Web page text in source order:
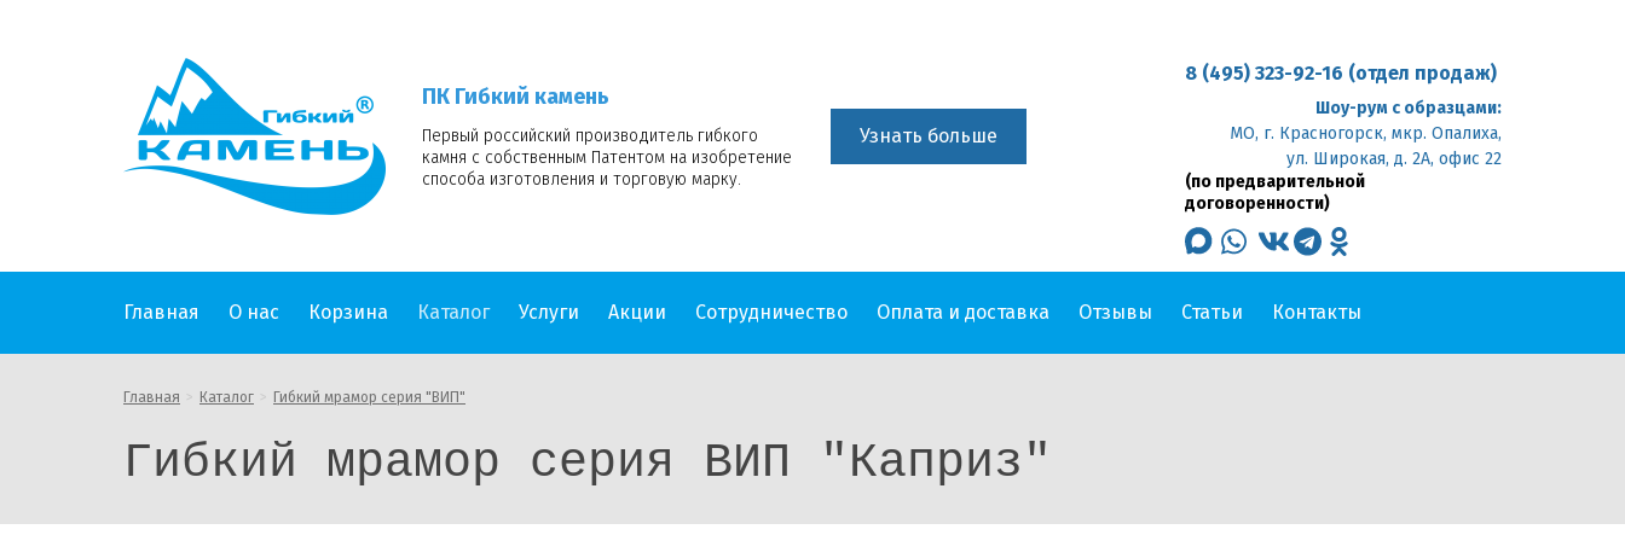
камень
ПК Гибкий камень
Первый российский производитель гибкого
камня с собственным Патентом на изобретение
способа изготовления и торговую марку.
Узнать больше
8 (495) 323-92-16 (отдел продаж)
Шоу-рум с образцами:
МО, г. Красногорск, мкр. Опалиха,
ул. Широкая, д. 2А, офис 22
(по предварительной
договоренности)
max whatsapp
vk telegramodnoklassniki
Главная О нас Корзина Каталог Услуги Акции Сотрудничество Оплата и доставка Отзывы Статьи Контакты
Главная Каталог Гибкий мрамор серия "ВИП"
Гибкий мрамор серия ВИП "Каприз"